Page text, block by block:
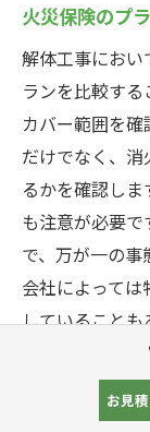
火災保険のプ
解体工事にお
ランを比較す
カバー範囲を
だけでなく、
るかを確認し
も注意が必要
で、万が一の事
会社によっては
していること
を取ることを
ためには、比
一つの方法で
お見